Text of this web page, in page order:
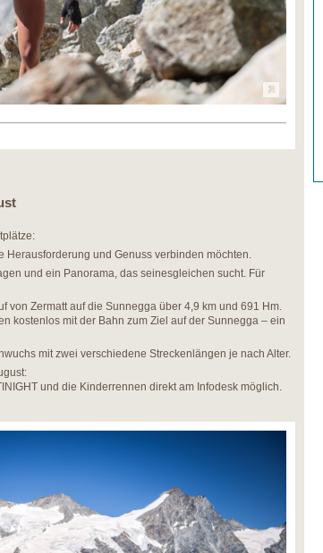
Herausforderung und Genuss verbinden möchten.
und ein Panorama, das seinesgleichen sucht. Für
von Zermatt auf die Sunnegga über 4,9 km und 691 Hm.
kostenlos mit der Bahn zum Ziel auf der Sunnegga – ein
mit zwei verschiedene Streckenlängen je nach Alter.
und die Kinderrennen direkt am Infodesk möglich.